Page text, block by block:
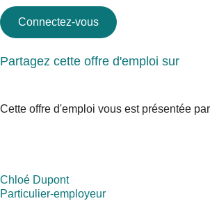
Connectez-vous
Partagez cette offre d'emploi sur
Cette offre d'emploi vous est présentée
Chloé Dupont
Particulier-employeur